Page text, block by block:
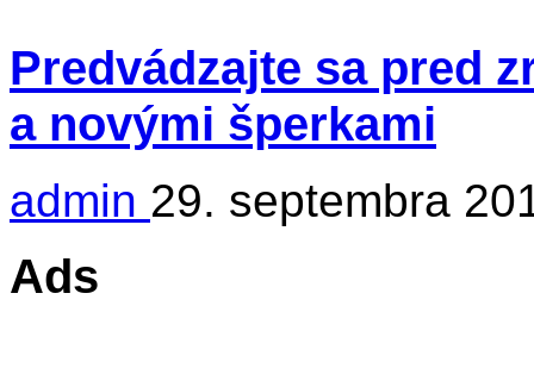
Predvádzajte sa pred
a novými šperkami
admin 29. septembra
Ads